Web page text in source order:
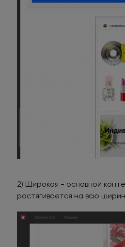
2) Широкая - основной
растягивается на всю